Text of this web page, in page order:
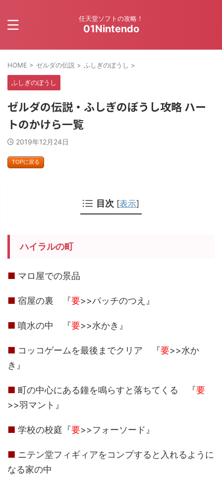
任天堂ソフトの攻略！
01Nintendo
HOME > ゼルダの伝説 > ふしぎのぼうし >
ふしぎのぼうし
ゼルダの伝説・ふしぎのぼうし攻略 ハー
トのかけら一覧
2019年12月24日
TOPに戻る
目次 [表示]
ハイラルの町
■ マロ屋での景品
■ 宿屋の裏 『要>>パッチのつえ』
■ 噴水の中 『要>>水かき』
■ コッコゲームを最後までクリア 『要>>水か
き』
■ 町の中心にある鐘を鳴らすと落ちてくる 『要
>>羽マント』
■ 学校の校庭『要>>フォーソード』
■ ニテン堂フィギィアをコンプすると入れるように
なる家の中